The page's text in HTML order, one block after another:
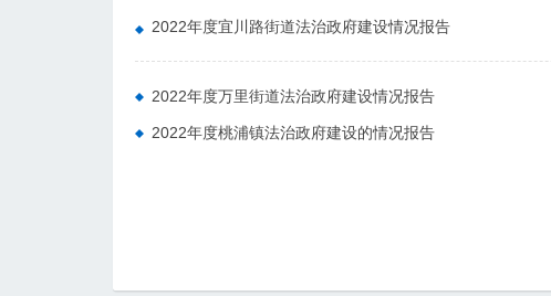
2022年度宜川路街道法治政府建设情况报告
2022年度万里街道法治政府建设情况报告
2022年度桃浦镇法治政府建设的情况报告